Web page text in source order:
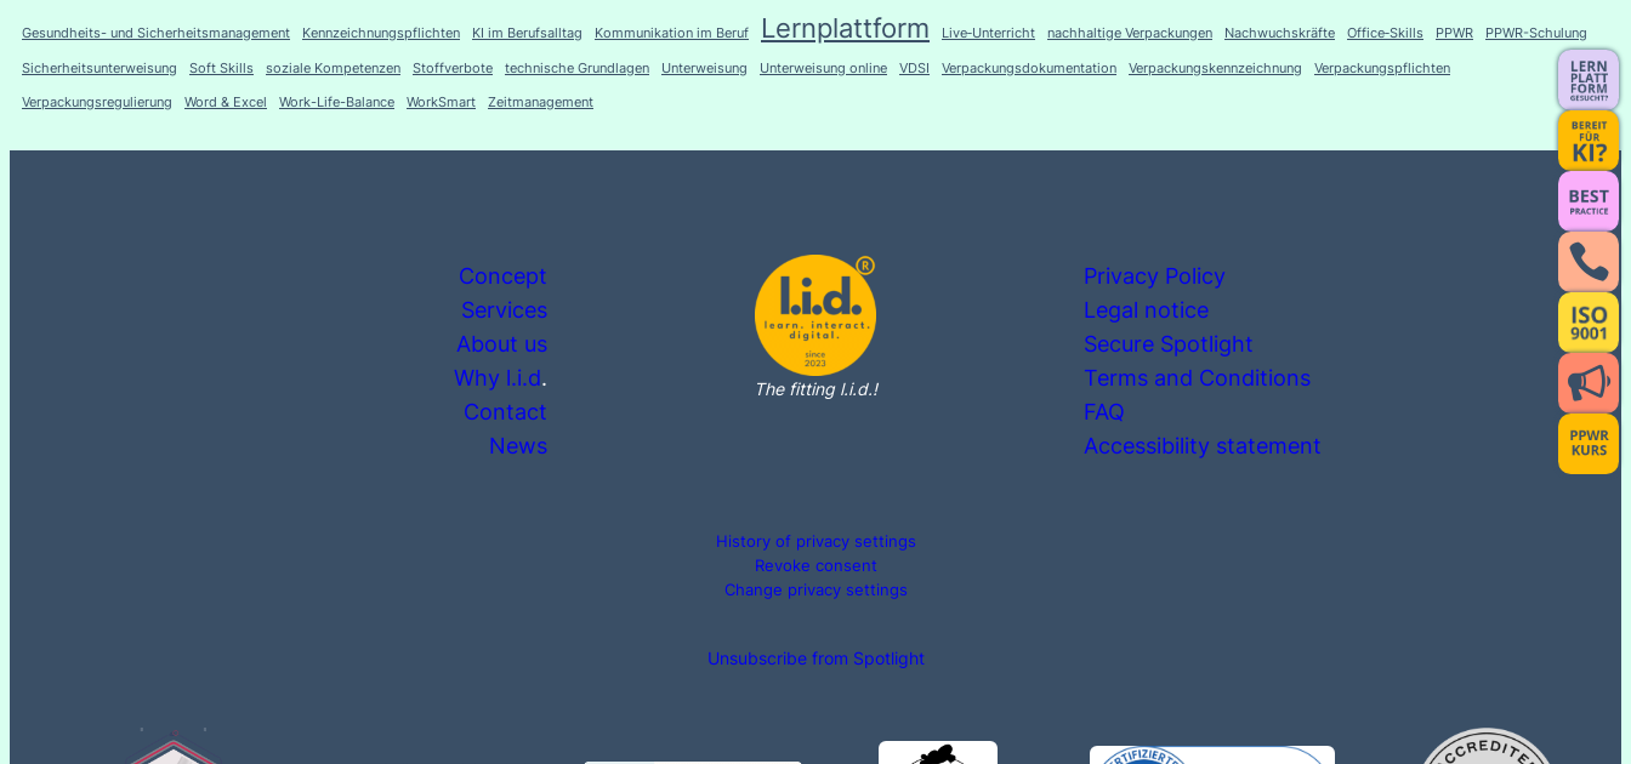
Gesundheits- und Sicherheitsmanagement Kennzeichnungspflichten KI im Berufsalltag Kommunikation im Beruf Lernplattform Live‑Unterricht nachhaltige Verpackungen Nachwuchskräfte Office‑Skills PPWR PPWR-Schulung
Sicherheitsunterweisung Soft Skills soziale Kompetenzen Stoffverbote technische Grundlagen Unterweisung Unterweisung online VDSI Verpackungsdokumentation Verpackungskennzeichnung Verpackungspflichten
Verpackungsregulierung Word & Excel Work-Life-Balance WorkSmart Zeitmanagement
Concept
Services
About us
Why l.i.d.
Contact
News
The fitting l.i.d.!
Privacy Policy
Legal notice
Secure Spotlight
Terms and Conditions
FAQ
Accessibility statement
History of privacy settings
Revoke consent
Change privacy settings
Unsubscribe from Spotlight